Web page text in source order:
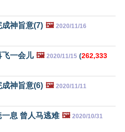
神旨意(7) 🖼️ 2020/11/16
飞一会儿 🖼️ 2020/11/15 (262,333
神旨意(6) 🖼️ 2020/11/11
息 曾人马逃难 🖼️ 2020/10/31